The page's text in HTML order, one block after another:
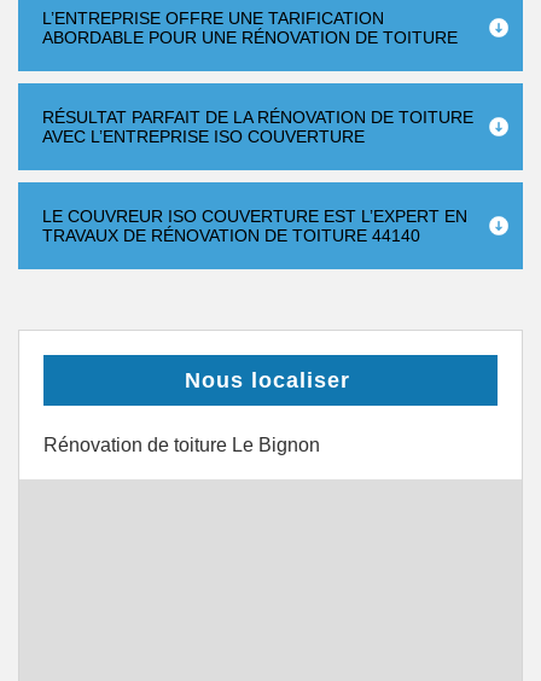
L’ENTREPRISE OFFRE UNE TARIFICATION
ABORDABLE POUR UNE RÉNOVATION DE TOITURE
RÉSULTAT PARFAIT DE LA RÉNOVATION DE TOITURE
AVEC L’ENTREPRISE ISO COUVERTURE
LE COUVREUR ISO COUVERTURE EST L’EXPERT EN
TRAVAUX DE RÉNOVATION DE TOITURE 44140
Nous localiser
Rénovation de toiture Le Bignon